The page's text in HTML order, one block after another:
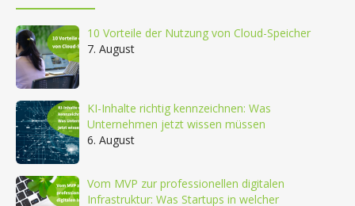
10 Vorteile der Nutzung von Cloud-Speicher
7. August
KI-Inhalte richtig kennzeichnen: Was
Unternehmen jetzt wissen müssen
6. August
Vom MVP zur professionellen digitalen
Infrastruktur: Was Startups in welcher